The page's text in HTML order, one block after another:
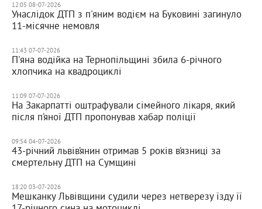
12:05 08-07-2026
Унаслідок ДТП з п'яним водієм на Буковині загинуло
11-місячне немовля
11:43 07-07-2026
П'яна водійка на Тернопільщині збила 6-річного
хлопчика на квадроциклі
11:09 07-07-2026
На Закарпатті оштрафували сімейного лікаря, який
після п’яної ДТП пропонував хабар поліції
09:54 04-07-2026
43-річний львів’янин отримав 5 років в’язниці за
смертельну ДТП на Сумщині
18:20 03-07-2026
Мешканку Львівщини судили через нетверезу їзду її